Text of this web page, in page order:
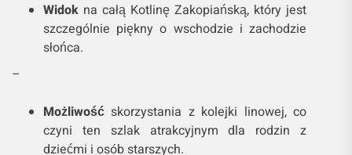
Widok na całą Kotlinę Zakopiańską, który jest
szczególnie piękny o wschodzie i zachodzie
słońca.
–
Możliwość skorzystania z kolejki linowej, co
czyni ten szlak atrakcyjnym dla rodzin z
dziećmi i osób starszych.